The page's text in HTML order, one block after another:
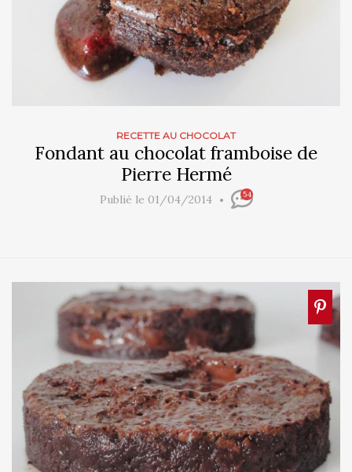
RECETTE AU CHOCOLAT
Fondant au chocolat framboise de
Pierre Hermé
Publié le 01/04/2014 54